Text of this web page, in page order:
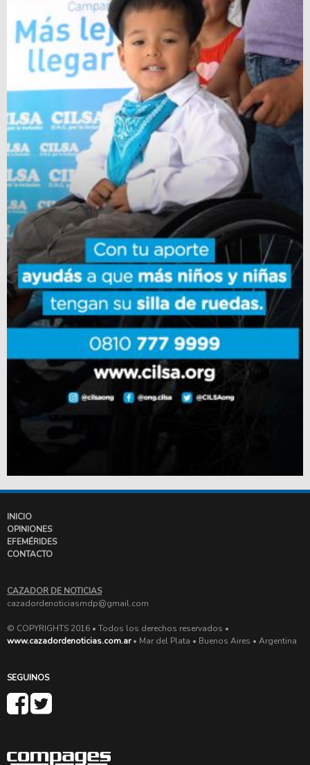
INICIO
OPINIONES
EFEMÉRIDES
CONTACTO
CAZADOR DE NOTICIAS
cazadordenoticiasmdp@gmail.com
© COPYRIGHTS 2016 • Todos los derechos reservados •
www.cazadordenoticias.com.ar• Mar del Plata • Buenos Aires • Argentina
SEGUINOS